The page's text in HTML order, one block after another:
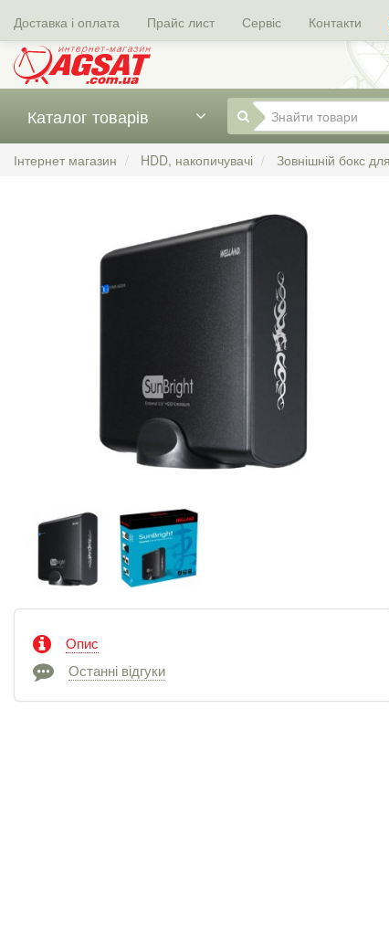
Доставка і оплата Прайс лист Сервіс Контакти
Каталог товарів
Інтернет магазин HDD, накопичувачі Зовнішній бокс
Опис
Останні відгуки